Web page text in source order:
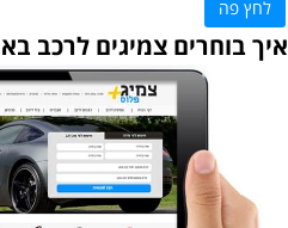
לחץ פה
איך בוחרים צמיגים לרכב